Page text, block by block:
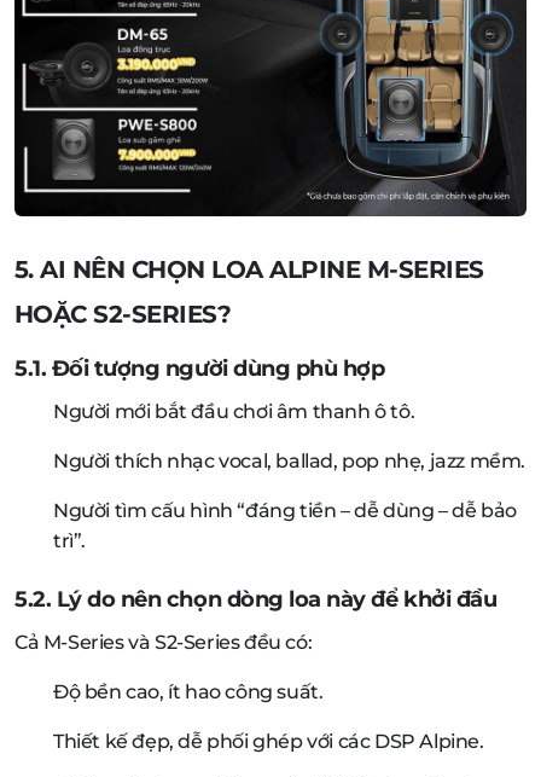
5. AI NÊN CHỌN LOA ALPINE M-SERIES
HOẶC S2-SERIES?
5.1. Đối tượng người dùng phù hợp
Người mới bắt đầu chơi âm thanh ô tô.
Người thích nhạc vocal, ballad, pop nhẹ, jazz mềm.
Người tìm cấu hình “đáng tiền – dễ dùng – dễ bảo
trì”.
5.2. Lý do nên chọn dòng loa này để khởi đầu
Cả M-Series và S2-Series đều có:
Độ bền cao, ít hao công suất.
Thiết kế đẹp, dễ phối ghép với các DSP Alpine.